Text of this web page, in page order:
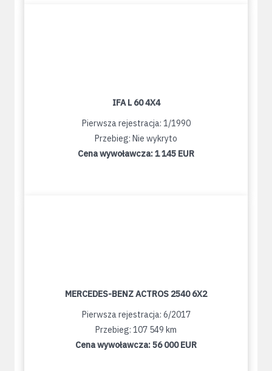
IFA L 60 4X4
Pierwsza rejestracja: 1/1990
Przebieg: Nie wykryto
Cena wywoławcza:1 145 EUR
MERCEDES-BENZ ACTROS 2540 6X2
Pierwsza rejestracja: 6/2017
Przebieg: 107 549 km
Cena wywoławcza:56 000 EUR